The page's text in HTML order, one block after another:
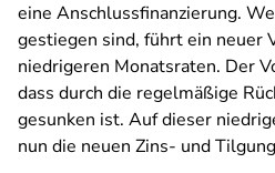
eine Anschlussfinanzierung.
gestiegen sind, führt ein neuer
niedrigeren Monatsraten. Der
dass durch die regelmäßige
gesunken ist. Auf dieser
nun die neuen Zins- und